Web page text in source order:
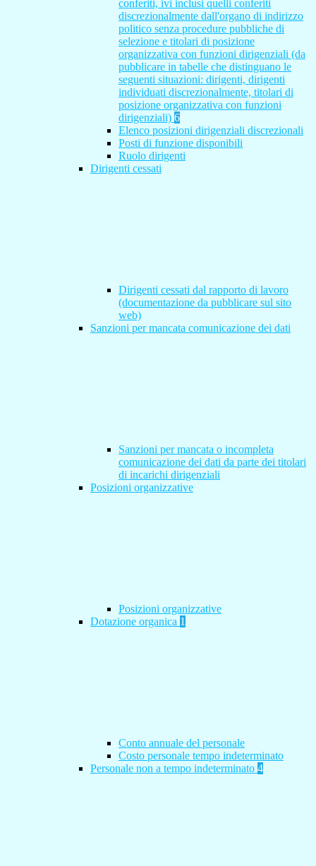
conferiti, ivi inclusi quelli conferiti
discrezionalmente dall'organo di indirizzo
politico senza procedure pubbliche di
selezione e titolari di posizione
organizzativa con funzioni dirigenziali (da
pubblicare in tabelle che distinguano le
seguenti situazioni: dirigenti, dirigenti
individuati discrezionalmente, titolari di
posizione organizzativa con funzioni
dirigenziali) 6
Elenco posizioni dirigenziali discrezionali
Posti di funzione disponibili
Ruolo dirigenti
Dirigenti cessati
Dirigenti cessati dal rapporto di lavoro
(documentazione da pubblicare sul sito
web)
Sanzioni per mancata comunicazione dei dati
Sanzioni per mancata o incompleta
comunicazione dei dati da parte dei titolari
di incarichi dirigenziali
Posizioni organizzative
Posizioni organizzative
Dotazione organica 1
Conto annuale del personale
Costo personale tempo indeterminato
Personale non a tempo indeterminato 4